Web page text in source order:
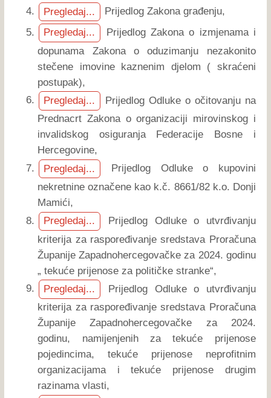
Pregledaj...
Prijedlog Zakona građenju,
Pregledaj...
Prijedlog Zakona o izmjenama i
dopunama Zakona o oduzimanju nezakonito
stečene imovine kaznenim djelom ( skraćeni
postupak),
Pregledaj...
Prijedlog Odluke o očitovanju na
Prednacrt Zakona o organizaciji mirovinskog i
invalidskog osiguranja Federacije Bosne i
Hercegovine,
Pregledaj...
Prijedlog Odluke o kupovini
nekretnine označene kao k.č. 8661/82 k.o. Donji
Mamići,
Pregledaj...
Prijedlog Odluke o utvrđivanju
kriterija za raspoređivanje sredstava Proračuna
Županije Zapadnohercegovačke za 2024. godinu
„ tekuće prijenose za političke stranke“,
Pregledaj...
Prijedlog Odluke o utvrđivanju
kriterija za raspoređivanje sredstava Proračuna
Županije Zapadnohercegovačke za 2024.
godinu, namijenjenih za tekuće prijenose
pojedincima, tekuće prijenose neprofitnim
organizacijama i tekuće prijenose drugim
razinama vlasti,